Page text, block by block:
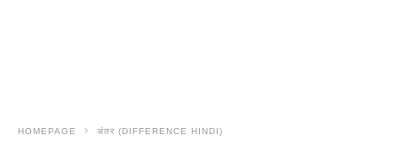
HOMEPAGE अंतर (DIFFERENCE HINDI)